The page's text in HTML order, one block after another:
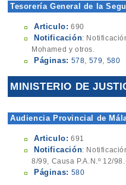
Tesorería General de la
Articulo: 690
Notificación:
Mohamed y otros.
Páginas: 578, 579, 580
MINISTERIO DE
Audiencia Provincial de
Articulo: 691
Notificación:
8/99, Causa P.A.N.º 12/
Páginas: 580